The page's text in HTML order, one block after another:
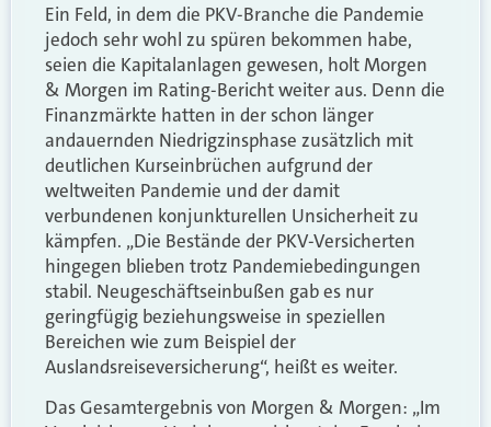
Ein Feld, in dem die PKV-Branche die Pandemie
jedoch sehr wohl zu spüren bekommen habe,
seien die Kapitalanlagen gewesen, holt Morgen
& Morgen im Rating-Bericht weiter aus. Denn die
Finanzmärkte hatten in der schon länger
andauernden Niedrigzinsphase zusätzlich mit
deutlichen Kurseinbrüchen aufgrund der
weltweiten Pandemie und der damit
verbundenen konjunkturellen Unsicherheit zu
kämpfen. „Die Bestände der PKV-Versicherten
hingegen blieben trotz Pandemiebedingungen
stabil. Neugeschäftseinbußen gab es nur
geringfügig beziehungsweise in speziellen
Bereichen wie zum Beispiel der
Auslandsreiseversicherung“, heißt es weiter.
Das Gesamtergebnis von Morgen & Morgen: „Im